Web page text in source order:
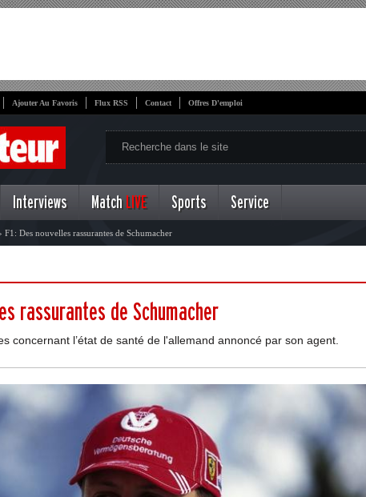
Ajouter Au Favoris Flux RSS Contact Offres D'emploi
Interviews Match LIVE Sports Service
F1: Des nouvelles rassurantes de Schumacher
rassurantes de Schumacher
concernant l’état de santé de l'allemand annoncé par son agent.